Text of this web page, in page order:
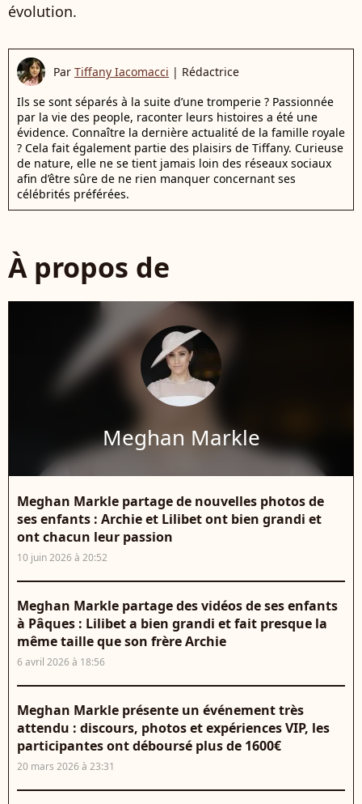
évolution.
Par Tiffany Iacomacci | Rédactrice
Ils se sont séparés à la suite d’une tromperie ? Passionnée
par la vie des people, raconter leurs histoires a été une
évidence. Connaître la dernière actualité de la famille royale
? Cela fait également partie des plaisirs de Tiffany. Curieuse
de nature, elle ne se tient jamais loin des réseaux sociaux
afin d’être sûre de ne rien manquer concernant ses
célébrités préférées.
À propos de
Meghan Markle
Meghan Markle partage de nouvelles photos de
ses enfants : Archie et Lilibet ont bien grandi et
ont chacun leur passion
10 juin 2026 à 20:52
Meghan Markle partage des vidéos de ses enfants
à Pâques : Lilibet a bien grandi et fait presque la
même taille que son frère Archie
6 avril 2026 à 18:56
Meghan Markle présente un événement très
attendu : discours, photos et expériences VIP, les
participantes ont déboursé plus de 1600€
20 mars 2026 à 23:31